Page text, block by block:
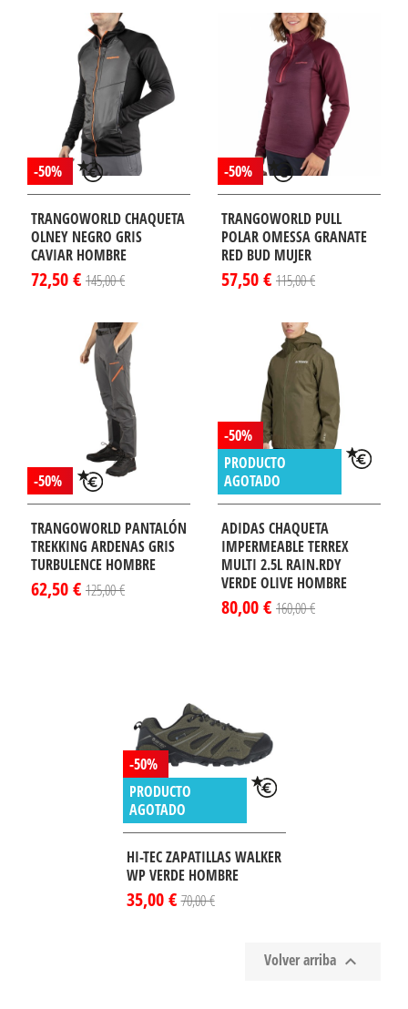
-50%
TRANGOWORLD CHAQUETA
OLNEY NEGRO GRIS
CAVIAR HOMBRE
72,50 € 145,00 €
-50%
TRANGOWORLD PULL
POLAR OMESSA GRANATE
RED BUD MUJER
57,50 € 115,00 €
-50%
TRANGOWORLD PANTALÓN
TREKKING ARDENAS GRIS
TURBULENCE HOMBRE
62,50 € 125,00 €
-50%
PRODUCTO
AGOTADO
ADIDAS CHAQUETA
IMPERMEABLE TERREX
MULTI 2.5L RAIN.RDY
VERDE OLIVE HOMBRE
80,00 € 160,00 €
-50%
PRODUCTO
AGOTADO
HI-TEC ZAPATILLAS WALKER
WP VERDE HOMBRE
35,00 €70,00 €
Volver arriba 